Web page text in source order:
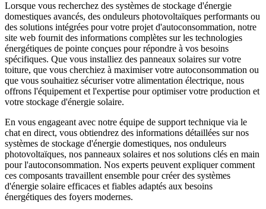
Lorsque vous recherchez des systèmes de stockage d'énergie
domestiques avancés, des onduleurs photovoltaïques performants ou
des solutions intégrées pour votre projet d'autoconsommation, notre
site web fournit des informations complètes sur les technologies
énergétiques de pointe conçues pour répondre à vos besoins
spécifiques. Que vous installiez des panneaux solaires sur votre
toiture, que vous cherchiez à maximiser votre autoconsommation ou
que vous souhaitiez sécuriser votre alimentation électrique, nous
offrons l'équipement et l'expertise pour optimiser votre production et
votre stockage d'énergie solaire.
En vous engageant avec notre équipe de support technique via le
chat en direct, vous obtiendrez des informations détaillées sur nos
systèmes de stockage d'énergie domestiques, nos onduleurs
photovoltaïques, nos panneaux solaires et nos solutions clés en main
pour l'autoconsommation. Nos experts peuvent expliquer comment
ces composants travaillent ensemble pour créer des systèmes
d'énergie solaire efficaces et fiables adaptés aux besoins
énergétiques des foyers modernes.